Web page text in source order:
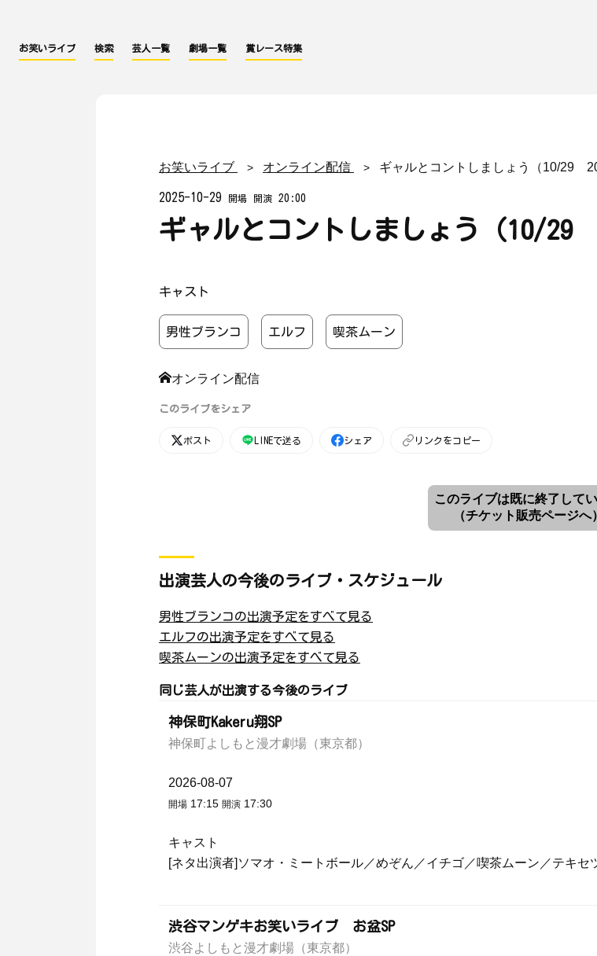
お笑いライブ 検索 芸人一覧 劇場一覧 賞レース特集
お笑いライブ オンライン配信 ギャルとコントしましょう（10/29
2025-10-29 開場 開演 20:00
ギャルとコントしましょう（10/29
キャスト
男性ブランコ エルフ 喫茶ムーン
オンライン配信
このライブをシェア
ポスト LINEで送る シェア リンクをコピー
このライブは既に終了して
（チケット販売ページへ）
出演芸人の今後のライブ・スケジュール
男性ブランコの出演予定をすべて見る
エルフの出演予定をすべて見る
喫茶ムーンの出演予定をすべて見る
同じ芸人が出演する今後のライブ
神保町Kakeru翔SP
神保町よしもと漫才劇場（東京都）
2026-08-07
開場 17:15 開演 17:30
キャスト
[ネタ出演者]ソマオ・ミートボール／めぞん／イチゴ／喫茶ムーン／テキ
渋谷マンゲキお笑いライブ お盆SP
渋谷よしもと漫才劇場（東京都）